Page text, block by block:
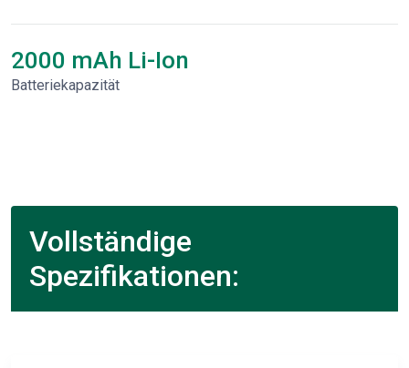
2000 mAh Li-Ion
Batteriekapazität
Vollständige
Spezifikationen: